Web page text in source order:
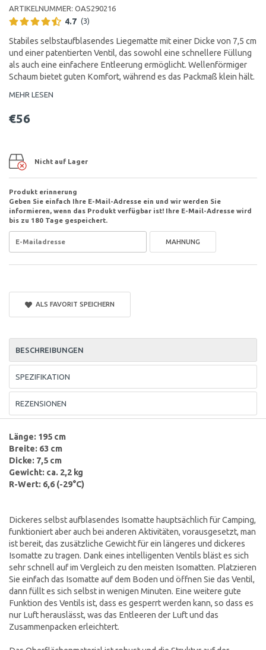
ARTIKELNUMMER: OAS290216
4.7 (3)
Stabiles selbstaufblasendes Liegematte mit einer Dicke von 7,5 cm
und einer patentierten Ventil, das sowohl eine schnellere Füllung
als auch eine einfachere Entleerung ermöglicht. Wellenförmiger
Schaum bietet guten Komfort, während es das Packmaß klein hält.
MEHR LESEN
€56
Nicht auf Lager
Produkt erinnerung
Geben Sie einfach Ihre E-Mail-Adresse ein und wir werden Sie
informieren, wenn das Produkt verfügbar ist! Ihre E-Mail-Adresse wird
bis zu 180 Tage gespeichert.
MAHNUNG
ALS FAVORIT SPEICHERN
BESCHREIBUNGEN
SPEZIFIKATION
REZENSIONEN
Länge: 195 cm
Breite: 63 cm
Dicke: 7,5 cm
Gewicht: ca. 2,2 kg
R-Wert: 6,6 (-29°C)
Dickeres selbst aufblasendes Isomatte hauptsächlich für Camping,
funktioniert aber auch bei anderen Aktivitäten, vorausgesetzt, man
ist bereit, das zusätzliche Gewicht für ein längeres und dickeres
Isomatte zu tragen. Dank eines intelligenten Ventils bläst es sich
sehr schnell auf im Vergleich zu den meisten Isomatten. Platzieren
Sie einfach das Isomatte auf dem Boden und öffnen Sie das Ventil,
dann füllt es sich selbst in wenigen Minuten. Eine weitere gute
Funktion des Ventils ist, dass es gesperrt werden kann, so dass es
nur Luft herauslässt, was das Entleeren der Luft und das
Zusammenpacken erleichtert.